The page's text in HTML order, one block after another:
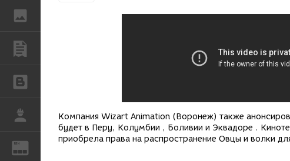
РАБОТА
REN
Компания Wizart Animation (Воронеж) также
будет в Перу, Колумбии , Боливии и Эквадоре .
приобрела права на распространение Овцы и волки